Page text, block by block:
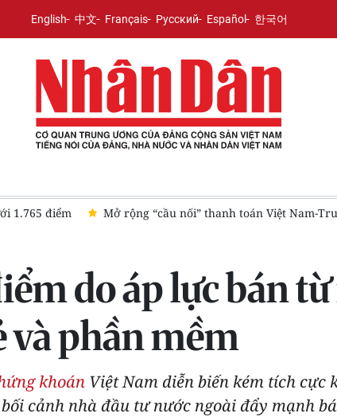
English 中文 Français Русский Español 한국어
1.765 điểm Mở rộng “cầu nối” thanh toán Việt Nam-
do áp lực bán
và phần mềm
khoán Việt Nam diễn biến kém tích
cảnh nhà đầu tư nước ngoài đẩy mạnh